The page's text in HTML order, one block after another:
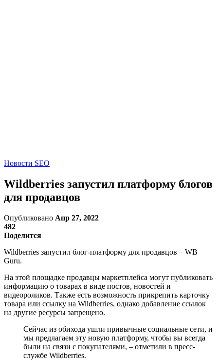
Новости SEO
Wildberries запустил платформу блогов
для продавцов
Опубликовано Апр 27, 2022
482
Поделится
Wildberries запустил блог-платформу для продавцов – WB
Guru.
На этой площадке продавцы маркетплейса могут публиковать
информацию о товарах в виде постов, новостей и
видеороликов. Также есть возможность прикрепить карточку
товара или ссылку на Wildberries, однако добавление ссылок
на другие ресурсы запрещено.
Сейчас из обихода ушли привычные социальные сети, и
мы предлагаем эту новую платформу, чтобы вы всегда
были на связи с покупателями, – отметили в пресс-
службе Wildberries.